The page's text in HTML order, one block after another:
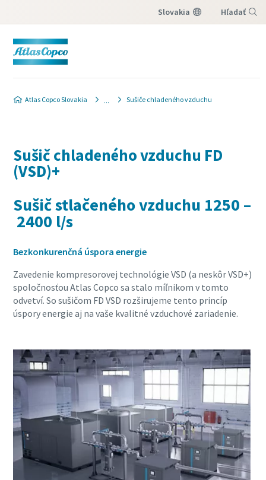
Slovakia Hľadať
Atlas Copco Slovakia Sušiče chladeného vzduchu
Sušič chladeného vzduchu FD
(VSD)+
Sušič stlačeného vzduchu 1250 –
2400 l/s
Bezkonkurenčná úspora energie
Zavedenie kompresorovej technológie VSD (a neskôr VSD+)
spoločnosťou Atlas Copco sa stalo míľnikom v tomto
odvetví. So sušičom FD VSD rozširujeme tento princíp
úspory energie aj na vaše kvalitné vzduchové zariadenie.